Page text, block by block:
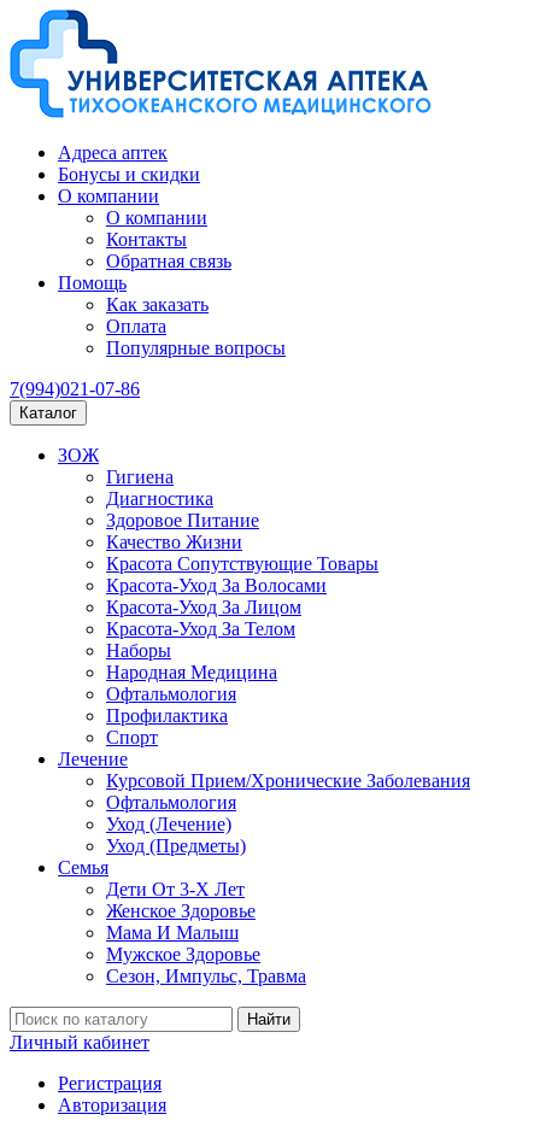
Адреса аптек
Бонусы и скидки
О компании
О компании
Контакты
Обратная связь
Помощь
Как заказать
Оплата
Популярные вопросы
7(994)021-07-86
Каталог
ЗОЖ
Гигиена
Диагностика
Здоровое Питание
Качество Жизни
Красота Сопутствующие Товары
Красота-Уход За Волосами
Красота-Уход За Лицом
Красота-Уход За Телом
Наборы
Народная Медицина
Офтальмология
Профилактика
Спорт
Лечение
Курсовой Прием/Хронические Заболевания
Офтальмология
Уход (Лечение)
Уход (Предметы)
Семья
Дети От 3-Х Лет
Женское Здоровье
Мама И Малыш
Мужское Здоровье
Сезон, Импульс, Травма
Найти
Личный кабинет
Регистрация
Авторизация